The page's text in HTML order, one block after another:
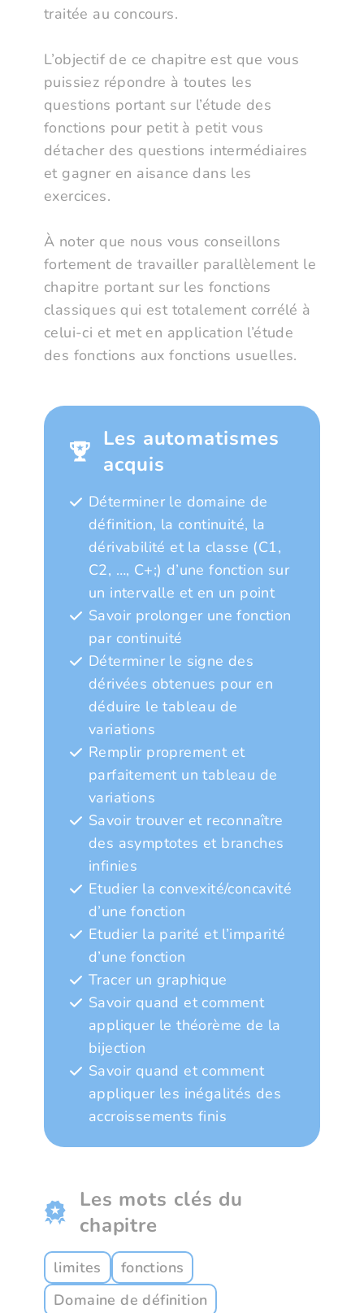
traitée au concours.
L’objectif de ce chapitre est que vous
puissiez répondre à toutes les
questions portant sur l’étude des
fonctions pour petit à petit vous
détacher des questions intermédiaires
et gagner en aisance dans les
exercices.
À noter que nous vous conseillons
fortement de travailler parallèlement le
chapitre portant sur les fonctions
classiques qui est totalement corrélé à
celui-ci et met en application l’étude
des fonctions aux fonctions usuelles.
Les automatismes
acquis
Déterminer le domaine de
définition, la continuité, la
dérivabilité et la classe (C1,
C2, …, C+;) d’une fonction sur
un intervalle et en un point
Savoir prolonger une fonction
par continuité
Déterminer le signe des
dérivées obtenues pour en
déduire le tableau de
variations
Remplir proprement et
parfaitement un tableau de
variations
Savoir trouver et reconnaître
des asymptotes et branches
infinies
Etudier la convexité/concavité
d’une fonction
Etudier la parité et l’imparité
d’une fonction
Tracer un graphique
Savoir quand et comment
appliquer le théorème de la
bijection
Savoir quand et comment
appliquer les inégalités des
accroissements finis
Les mots clés du
chapitre
limites
fonctions
Domaine de définition